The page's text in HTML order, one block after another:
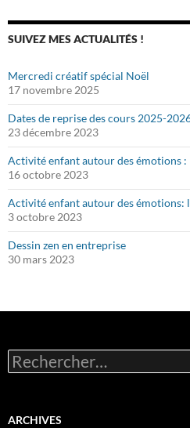
SUIVEZ MES ACTUALITÉS !
Mercredi créatif spécial Noël
17 novembre 2025
Dates de reprise des cours 2025-
23 décembre 2023
Activité enfant autour des émotions
16 octobre 2023
Activité enfant autour des émotions:
3 octobre 2023
Dessin zen en entreprise
30 mars 2023
Rechercher :
ARCHIVES